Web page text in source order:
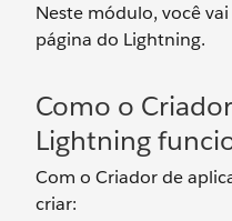
Neste módulo, você
página do Lightning.
Como o
Lightning
Com o Criador de
criar: